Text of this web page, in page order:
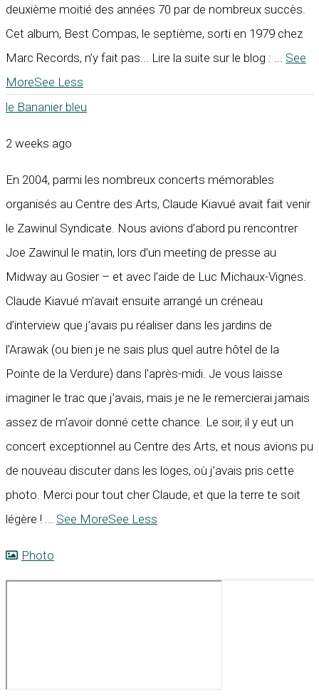
deuxième moitié des années 70 par de nombreux succès.
Cet album, Best Compas, le septième, sorti en 1979 chez
Marc Records, n’y fait pas... Lire la suite sur le blog : ... See
MoreSee Less
le Bananier bleu
2 weeks ago
En 2004, parmi les nombreux concerts mémorables
organisés au Centre des Arts, Claude Kiavué avait fait venir
le Zawinul Syndicate. Nous avions d’abord pu rencontrer
Joe Zawinul le matin, lors d’un meeting de presse au
Midway au Gosier – et avec l’aide de Luc Michaux-Vignes.
Claude Kiavué m’avait ensuite arrangé un créneau
d’interview que j’avais pu réaliser dans les jardins de
l’Arawak (ou bien je ne sais plus quel autre hôtel de la
Pointe de la Verdure) dans l’après-midi. Je vous laisse
imaginer le trac que j’avais, mais je ne le remercierai jamais
assez de m’avoir donné cette chance. Le soir, il y eut un
concert exceptionnel au Centre des Arts, et nous avions pu
de nouveau discuter dans les loges, où j’avais pris cette
photo. Merci pour tout cher Claude, et que la terre te soit
légère ! ... See MoreSee Less
Photo